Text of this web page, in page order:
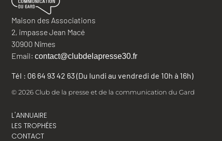
Maison des Associations
2, impasse Jean Macé
30900 Nîmes
Email: contact@clubdelapresse30.fr
Tél : 06 64 93 42 63 (Du lundi au vendredi de 10h à 16h)
© 2026 Club de la presse et de la communication du Gard
L'ANNUAIRE
LES TROPHÉES
CONTACT